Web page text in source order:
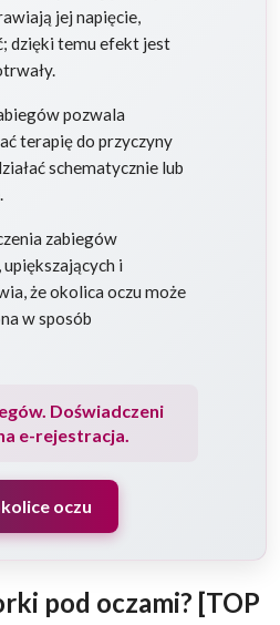
jej napięcie,
dzięki temu efekt jest
pozwala
terapię do przyczyny
schematycznie lub
zabiegów
upiększających i
że okolica oczu może
w sposób
Doświadczeni
e-rejestracja.
oczu
pod oczami? [TOP